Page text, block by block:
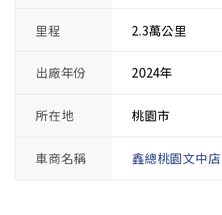
里程 2.3萬公里
出廠年份 2024年
所在地 桃園市
車商名稱 鑫總桃園文中店